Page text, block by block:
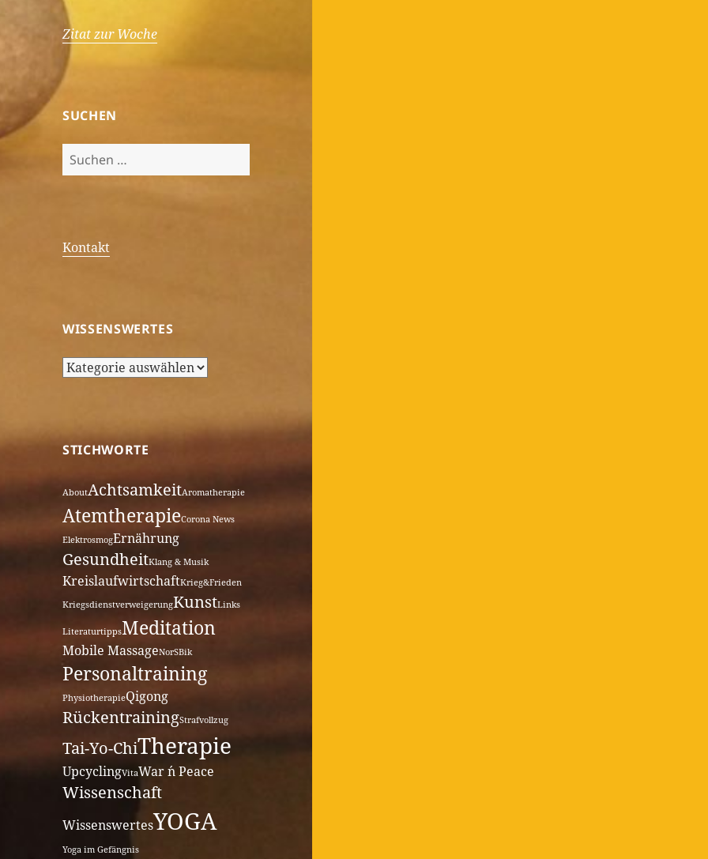
Zitat zur Woche
SUCHEN
Suchen
nach:
Kontakt
WISSENSWERTES
Wissenswertes
STICHWORTE
AboutAchtsamkeitAromatherapie
AtemtherapieCorona News
ElektrosmogErnährung
GesundheitKlang & Musik
KreislaufwirtschaftKrieg&Frieden
KriegsdienstverweigerungKunstLinks
LiteraturtippsMeditation
Mobile MassageNorSBik
Personaltraining
PhysiotherapieQigong
RückentrainingStrafvollzug
Tai-Yo-ChiTherapie
UpcyclingVitaWar ´n Peace
Wissenschaft
WissenswertesYOGA
Yoga im Gefängnis